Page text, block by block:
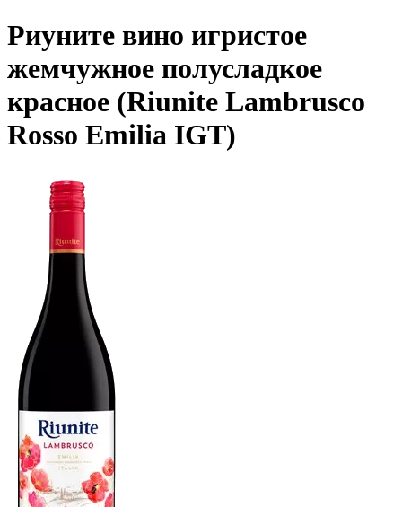
Риуните вино игристое
жемчужное полусладкое
красное (Riunite Lambrusco
Rosso Emilia IGT)